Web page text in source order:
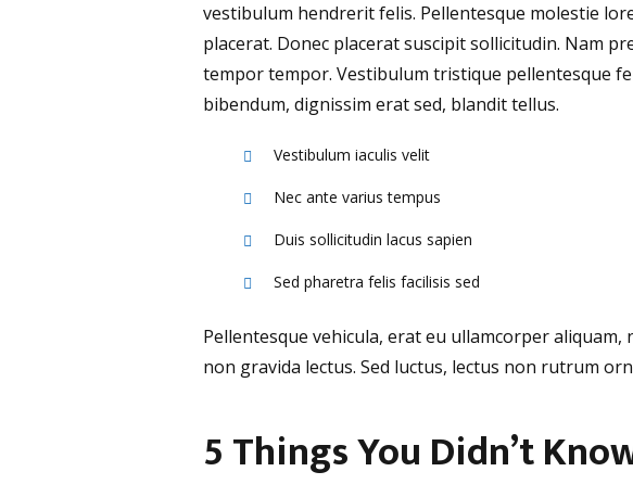
vestibulum hendrerit felis. Pellentesque molestie
placerat. Donec placerat suscipit sollicitudin. Nam
tempor tempor. Vestibulum tristique pellentesque
bibendum, dignissim erat sed, blandit tellus.
Vestibulum iaculis velit
Nec ante varius tempus
Duis sollicitudin lacus sapien
Sed pharetra felis facilisis sed
Pellentesque vehicula, erat eu ullamcorper
non gravida lectus. Sed luctus, lectus non rutrum
5 Things You Didn’t